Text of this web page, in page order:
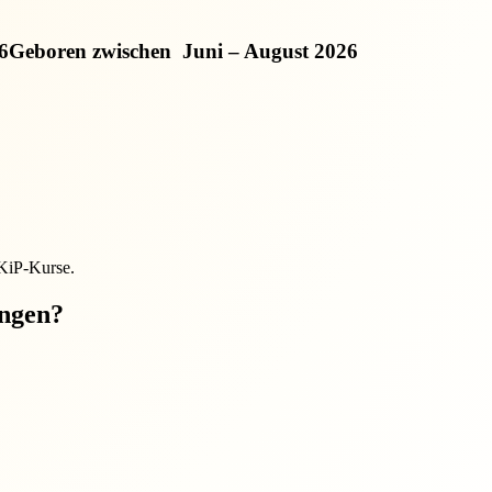
Geboren zwischen Juni – August 2026
Kurse.